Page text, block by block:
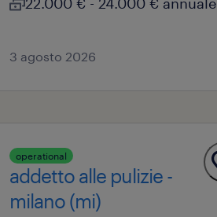
3 agosto 2026
operational
addetto alle pulizie -
milano (mi)